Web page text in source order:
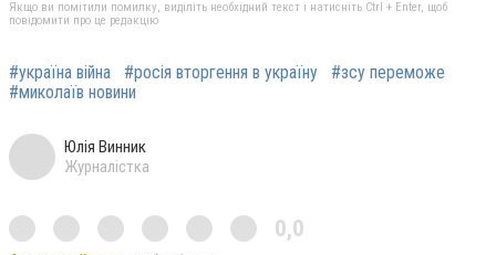
Якщо ви помітили помилку, виділіть необхідний текст і натисніть Ctrl + Enter, щоб
повідомити про це редакцію
#україна війна #росія вторгення в україну
#зсу переможе
#миколаїв новини
Юлія Винник
Журналістка
0,0